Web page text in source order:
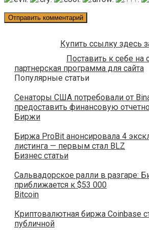
Купить ссылку здесь
Поставить к себе на
партнерская программа для сайта
Популярные статьи
Сенаторы США потребовали от
предоставить финансовую
Биржи
Биржа ProBit анонсировала 4
листинга — первым стал BLZ
Бизнес статьи
Сальвадорское ралли в разгаре:
приближается к $53 000
Bitcoin
Криптовалютная биржа Coinbase
публичной